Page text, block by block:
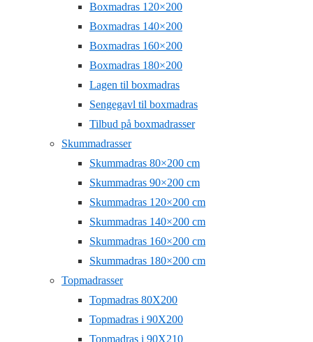
Boxmadras 120×200
Boxmadras 140×200
Boxmadras 160×200
Boxmadras 180×200
Lagen til boxmadras
Sengegavl til boxmadras
Tilbud på boxmadrasser
Skummadrasser
Skummadras 80×200 cm
Skummadras 90×200 cm
Skummadras 120×200 cm
Skummadras 140×200 cm
Skummadras 160×200 cm
Skummadras 180×200 cm
Topmadrasser
Topmadras 80X200
Topmadras i 90X200
Topmadras i 90X210